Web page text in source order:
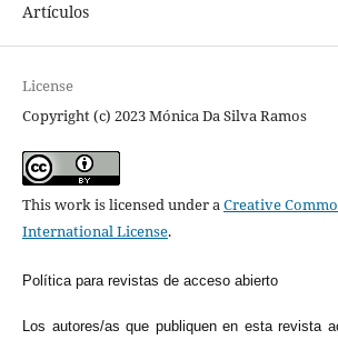
Artículos
License
Copyright (c) 2023 Mónica Da Silva Ramos
This work is licensed under aCreative
International License.
Política para revistas de acceso abierto
Los autores/as que publiquen en esta revista